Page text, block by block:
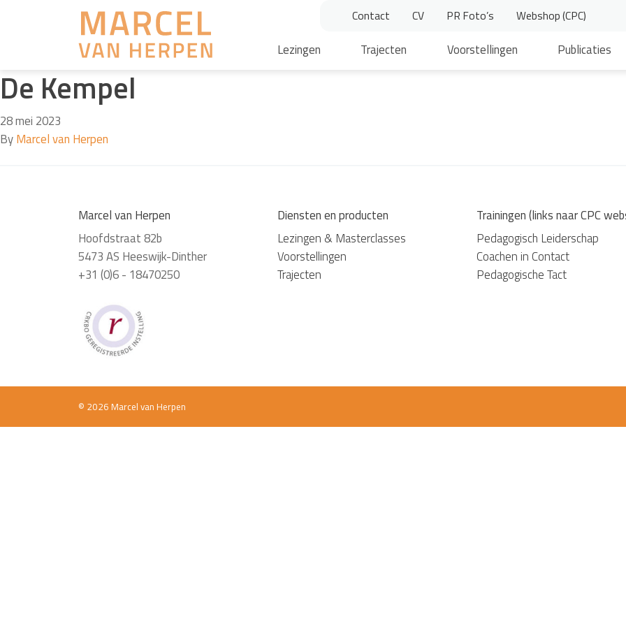
Contact CV PR Foto’s Webshop (CPC)
Lezingen Trajecten Voorstellingen Publicaties
De Kempel
28 mei 2023
ByMarcel van Herpen
Marcel van Herpen
Hoofdstraat 82b
5473 AS Heeswijk-Dinther
+31 (0)6 - 18470250
Diensten en producten
Lezingen & Masterclasses
Voorstellingen
Trajecten
Trainingen (links naar CPC
Pedagogisch Leiderschap
Coachen in Contact
Pedagogische Tact
© 2026 Marcel van Herpen